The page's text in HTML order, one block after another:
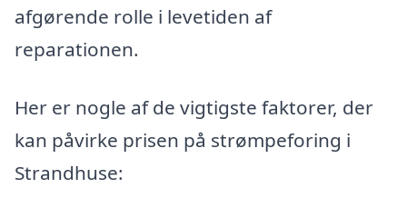
afgørende rolle i levetiden af
reparationen.
Her er nogle af de vigtigste faktorer, der
kan påvirke prisen på strømpeforing i
Strandhuse: